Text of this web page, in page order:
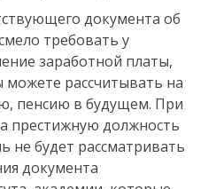
документа об
требовать у
заработной платы,
можете рассчитывать на
пенсию в будущем. При
престижную должность
не будет рассматривать
документа